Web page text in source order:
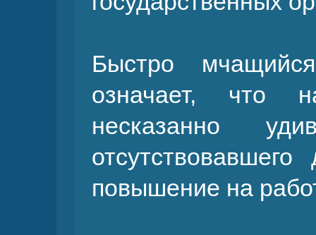
Быстро
означает, что
несказанно
повышение на